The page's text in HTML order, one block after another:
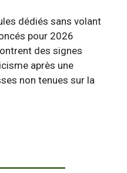
dédiés sans volant
pour 2026
des signes
après une
non tenues sur la